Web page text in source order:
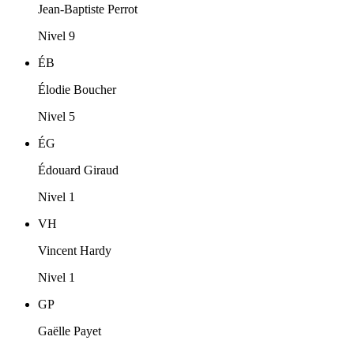
Jean-Baptiste Perrot
Nivel 9
ÉB
Élodie Boucher
Nivel 5
ÉG
Édouard Giraud
Nivel 1
VH
Vincent Hardy
Nivel 1
GP
Gaëlle Payet